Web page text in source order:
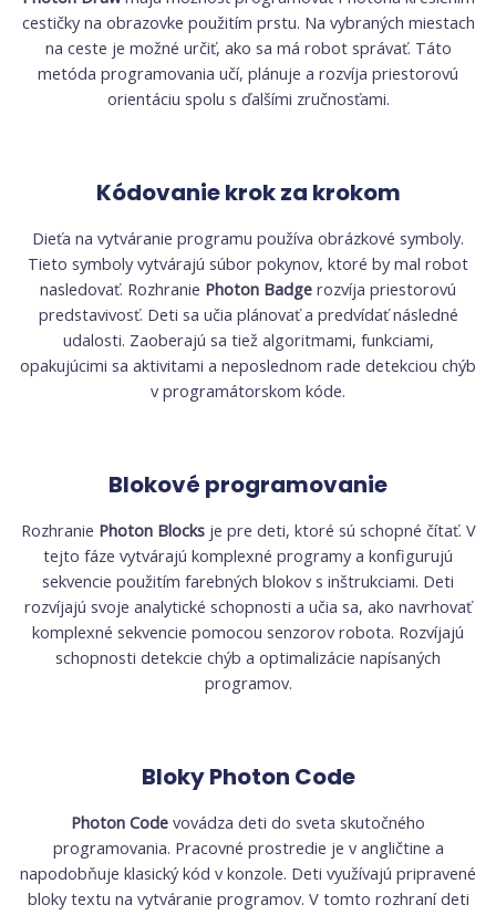
cestičky na obrazovke použitím prstu. Na vybraných miestach
na ceste je možné určiť, ako sa má robot správať. Táto
metóda programovania učí, plánuje a rozvíja priestorovú
orientáciu spolu s ďalšími zručnosťami.
Kódovanie krok za krokom
Dieťa na vytváranie programu používa obrázkové symboly.
Tieto symboly vytvárajú súbor pokynov, ktoré by mal robot
nasledovať. Rozhranie Photon Badge rozvíja priestorovú
predstavivosť. Deti sa učia plánovať a predvídať následné
udalosti. Zaoberajú sa tiež algoritmami, funkciami,
opakujúcimi sa aktivitami a neposlednom rade detekciou chýb
v programátorskom kóde.
Blokové programovanie
Rozhranie Photon Blocks je pre deti, ktoré sú schopné čítať. V
tejto fáze vytvárajú komplexné programy a konfigurujú
sekvencie použitím farebných blokov s inštrukciami. Deti
rozvíjajú svoje analytické schopnosti a učia sa, ako navrhovať
komplexné sekvencie pomocou senzorov robota. Rozvíjajú
schopnosti detekcie chýb a optimalizácie napísaných
programov.
Bloky Photon Code
Photon Code vovádza deti do sveta skutočného
programovania. Pracovné prostredie je v angličtine a
napodobňuje klasický kód v konzole. Deti využívajú pripravené
bloky textu na vytváranie programov. V tomto rozhraní deti